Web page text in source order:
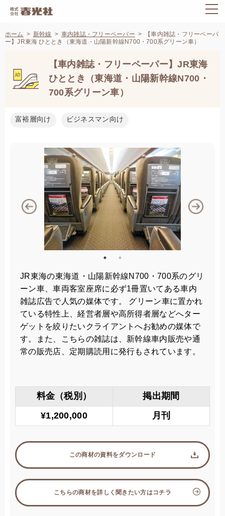
ホーム 新幹線 車内雑誌・フリーペーパー
【車内雑誌・フリーペーパ
ー】JR東海 ひととき（東海道・山陽新幹線N700・700系グリーン車）
【車内雑誌・フリーペーパー】JR東海
ひととき（東海道・山陽新幹線N700・
700系グリーン車）
富裕層向け ビジネスマン向け
JR東海の東海道・山陽新幹線N700・700系のグリ
ーン車、車両客室座席に必ず1冊置いてある車内
雑誌広告で人気の媒体です。 グリーン車に置かれ
ている特性上、経営者層や高所得者層などへター
ゲットを絞りたいクライアントへお勧めの媒体で
す。また、こちらの雑誌は、新幹線車内販売や通
常の販売店、定期購読用に発行もされています。
料金（税別）
掲出期間
¥1,200,000
月刊
この商材の資料をダウンロード
こちらの商材を詳しく聞きたい方はコチラ